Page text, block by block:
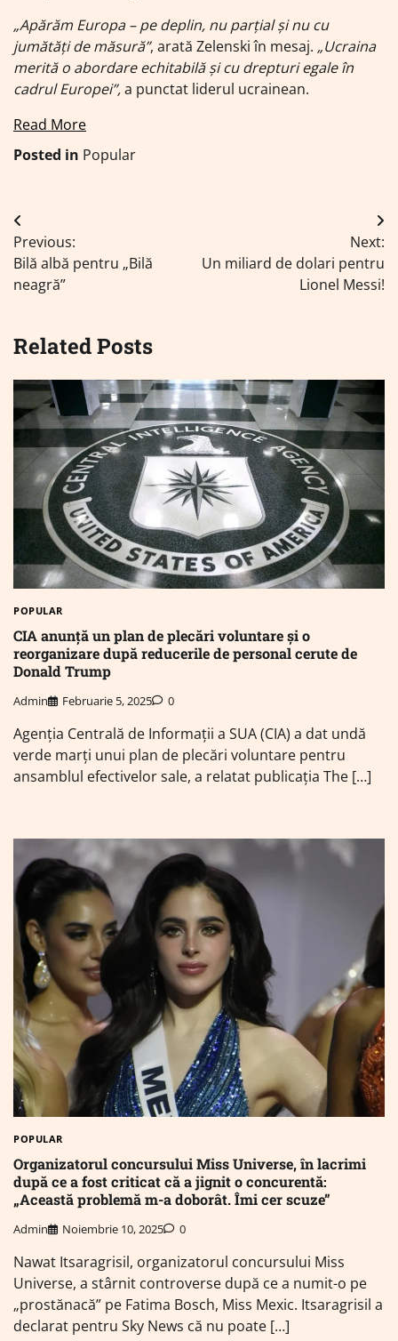
„Apărăm Europa – pe deplin, nu parțial şi nu cu
jumătăți de măsură”, arată Zelenski în mesaj. „Ucraina
merită o abordare echitabilă şi cu drepturi egale în
cadrul Europei”,a punctat liderul ucrainean.
Read More
Posted in Popular
Navigare
în
articole
Previous:
Bilă albă pentru „Bilă
neagră”
Next:
Un miliard de dolari pentru
Lionel Messi!
Related Posts
POPULAR
CIA anunţă un plan de plecări voluntare şi o
reorganizare după reducerile de personal cerute de
Donald Trump
Admin Februarie 5, 2025 0
Agenţia Centrală de Informaţii a SUA (CIA) a dat undă
verde marţi unui plan de plecări voluntare pentru
ansamblul efectivelor sale, a relatat publicaţia The […]
POPULAR
Organizatorul concursului Miss Universe, în lacrimi
după ce a fost criticat că a jignit o concurentă:
„Această problemă m-a doborât. Îmi cer scuze”
Admin Noiembrie 10, 2025 0
Nawat Itsaragrisil, organizatorul concursului Miss
Universe, a stârnit controverse după ce a numit-o pe
„prostănacă” pe Fatima Bosch, Miss Mexic. Itsaragrisil a
declarat pentru Sky News că nu poate […]